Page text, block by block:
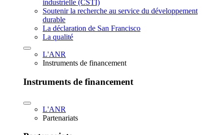
industrielle (CSTI)
Soutenir la recherche au service du développement
durable
La déclaration de San Francisco
La qualité
L'ANR
Instruments de financement
Instruments de financement
L'ANR
Partenariats